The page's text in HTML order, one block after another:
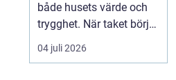
både husets värde och
trygghet. När taket börjar
bli slitet handlar det inte
bara om utseende, utan
04 juli 2026